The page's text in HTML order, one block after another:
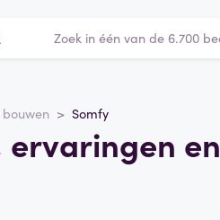
bouwen Somfy
ervaringen en